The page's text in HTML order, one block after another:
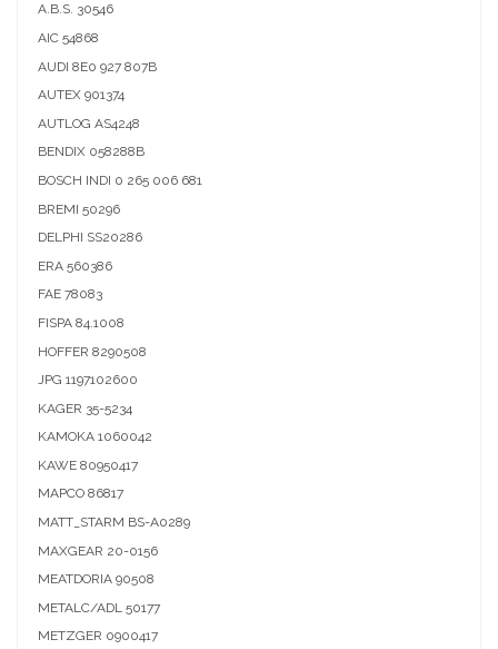
A.B.S. 30546
AIC 54868
AUDI 8E0 927 807B
AUTEX 901374
AUTLOG AS4248
BENDIX 058288B
BOSCH INDI 0 265 006 681
BREMI 50296
DELPHI SS20286
ERA 560386
FAE 78083
FISPA 84.1008
HOFFER 8290508
JPG 1197102600
KAGER 35-5234
KAMOKA 1060042
KAWE 80950417
MAPCO 86817
MATT_STARM BS-A0289
MAXGEAR 20-0156
MEATDORIA 90508
METALC/ADL 50177
METZGER 0900417